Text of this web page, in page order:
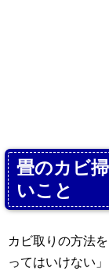
畳のカビ
いこと
カビ取りの方法
ってはいけない